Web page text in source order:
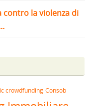
contro la violenza di
crowdfunding Consob